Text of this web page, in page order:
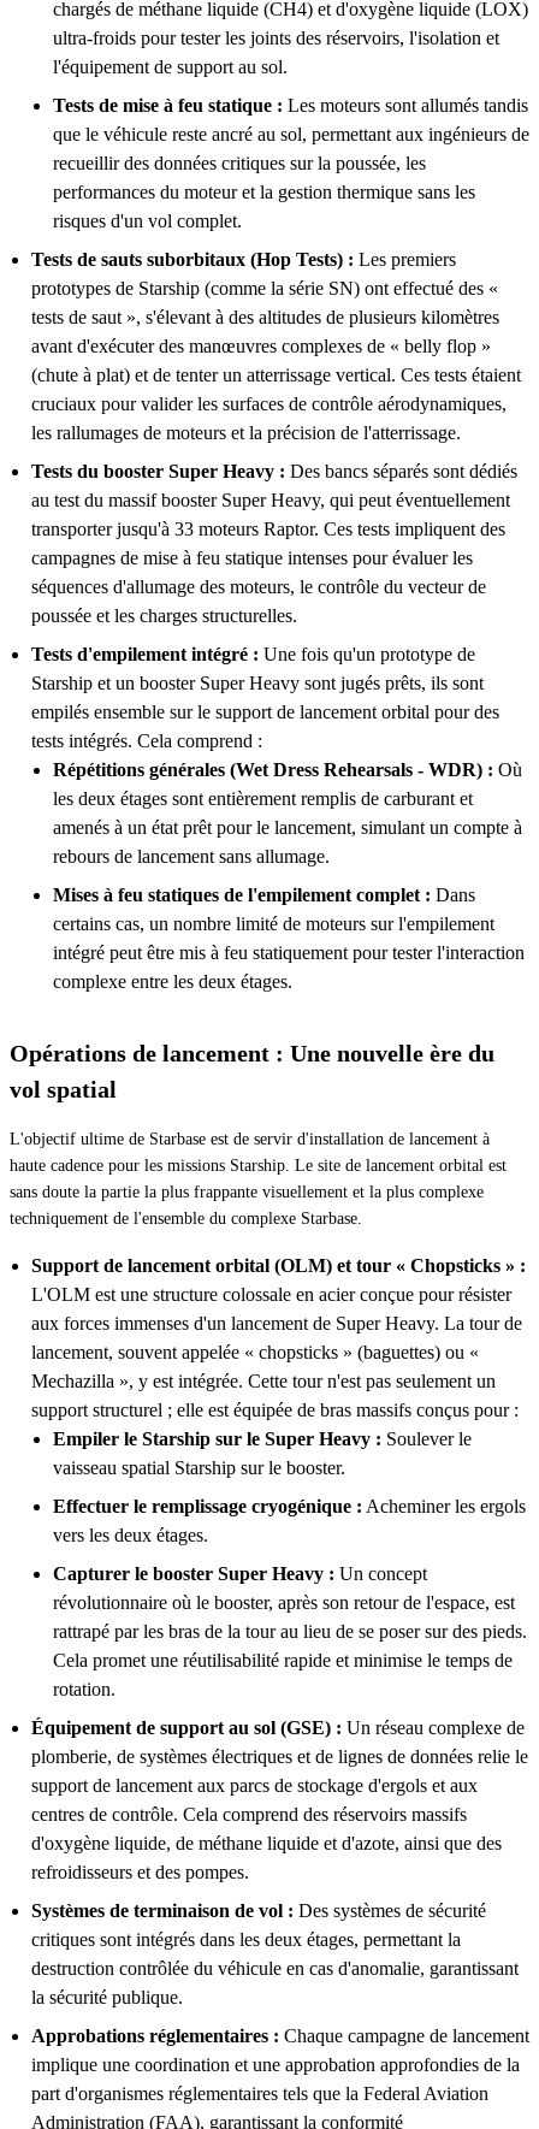
chargés de méthane liquide (CH4) et d'oxygène liquide (LOX)
ultra-froids pour tester les joints des réservoirs, l'isolation et
l'équipement de support au sol.
Tests de mise à feu statique : Les moteurs sont allumés tandis
que le véhicule reste ancré au sol, permettant aux ingénieurs de
recueillir des données critiques sur la poussée, les
performances du moteur et la gestion thermique sans les
risques d'un vol complet.
Tests de sauts suborbitaux (Hop Tests) : Les premiers
prototypes de Starship (comme la série SN) ont effectué des «
tests de saut », s'élevant à des altitudes de plusieurs kilomètres
avant d'exécuter des manœuvres complexes de « belly flop »
(chute à plat) et de tenter un atterrissage vertical. Ces tests étaient
cruciaux pour valider les surfaces de contrôle aérodynamiques,
les rallumages de moteurs et la précision de l'atterrissage.
Tests du booster Super Heavy : Des bancs séparés sont dédiés
au test du massif booster Super Heavy, qui peut éventuellement
transporter jusqu'à 33 moteurs Raptor. Ces tests impliquent des
campagnes de mise à feu statique intenses pour évaluer les
séquences d'allumage des moteurs, le contrôle du vecteur de
poussée et les charges structurelles.
Tests d'empilement intégré : Une fois qu'un prototype de
Starship et un booster Super Heavy sont jugés prêts, ils sont
empilés ensemble sur le support de lancement orbital pour des
tests intégrés. Cela comprend :
Répétitions générales (Wet Dress Rehearsals - WDR) : Où
les deux étages sont entièrement remplis de carburant et
amenés à un état prêt pour le lancement, simulant un compte à
rebours de lancement sans allumage.
Mises à feu statiques de l'empilement complet : Dans
certains cas, un nombre limité de moteurs sur l'empilement
intégré peut être mis à feu statiquement pour tester l'interaction
complexe entre les deux étages.
Opérations de lancement : Une nouvelle ère du
vol spatial
L'objectif ultime de Starbase est de servir d'installation de lancement à
haute cadence pour les missions Starship. Le site de lancement orbital est
sans doute la partie la plus frappante visuellement et la plus complexe
techniquement de l'ensemble du complexe Starbase.
Support de lancement orbital (OLM) et tour « Chopsticks » :
L'OLM est une structure colossale en acier conçue pour résister
aux forces immenses d'un lancement de Super Heavy. La tour de
lancement, souvent appelée « chopsticks » (baguettes) ou «
Mechazilla », y est intégrée. Cette tour n'est pas seulement un
support structurel ; elle est équipée de bras massifs conçus pour :
Empiler le Starship sur le Super Heavy : Soulever le
vaisseau spatial Starship sur le booster.
Effectuer le remplissage cryogénique : Acheminer les ergols
vers les deux étages.
Capturer le booster Super Heavy : Un concept
révolutionnaire où le booster, après son retour de l'espace, est
rattrapé par les bras de la tour au lieu de se poser sur des pieds.
Cela promet une réutilisabilité rapide et minimise le temps de
rotation.
Équipement de support au sol (GSE) : Un réseau complexe de
plomberie, de systèmes électriques et de lignes de données relie le
support de lancement aux parcs de stockage d'ergols et aux
centres de contrôle. Cela comprend des réservoirs massifs
d'oxygène liquide, de méthane liquide et d'azote, ainsi que des
refroidisseurs et des pompes.
Systèmes de terminaison de vol : Des systèmes de sécurité
critiques sont intégrés dans les deux étages, permettant la
destruction contrôlée du véhicule en cas d'anomalie, garantissant
la sécurité publique.
Approbations réglementaires : Chaque campagne de lancement
implique une coordination et une approbation approfondies de la
part d'organismes réglementaires tels que la Federal Aviation
Administration (FAA), garantissant la conformité